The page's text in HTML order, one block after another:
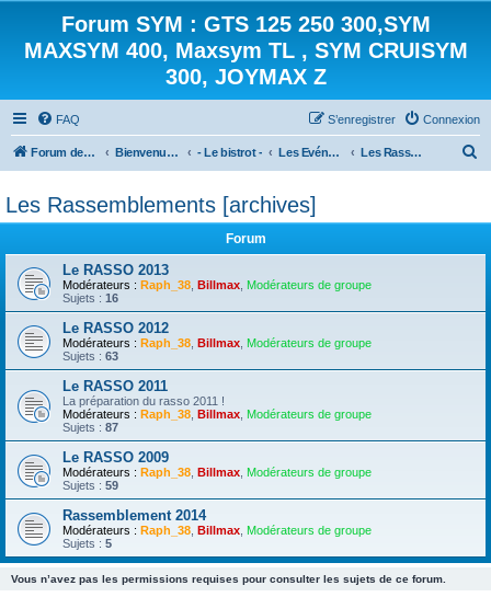
Forum SYM : GTS 125 250 300,SYM
MAXSYM 400, Maxsym TL , SYM CRUISYM
300, JOYMAX Z
FAQ Connexion
S’enregistrer
Forum des scooters SYM - GTS -MAXSYM - CRUISYM - JOYMAX - Maxsym TL Bienvenue sur le forum des scooters de la gamme SYM - Le bistrot - Les Evénements Les Rassemblements [archives]
e
c
Les Rassemblements [archives]
Forum
Le RASSO 2013
Modérateurs : Raph_38 Billmax Modérateurs de groupe
Sujets : 16
Le RASSO 2012
Modérateurs : Raph_38 Billmax Modérateurs de groupe
Sujets : 63
Le RASSO 2011
La préparation du rasso 2011 !
Modérateurs : Raph_38 Billmax Modérateurs de groupe
Sujets : 87
Le RASSO 2009
Modérateurs : Raph_38 Billmax Modérateurs de groupe
Sujets : 59
Rassemblement 2014
Modérateurs : Raph_38 Billmax Modérateurs de groupe
Sujets : 5
Vous n’avez pas les permissions requises pour consulter les sujets de ce forum.